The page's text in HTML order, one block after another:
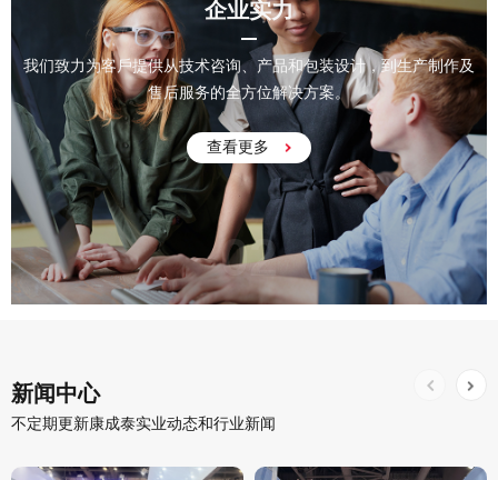
企业实力
我们致力为客戶提供从技术咨询、产品和包装设计，到生产制作及
售后服务的全方位解决方案。
查看更多
02
新闻中心
不定期更新康成泰实业动态和行业新闻